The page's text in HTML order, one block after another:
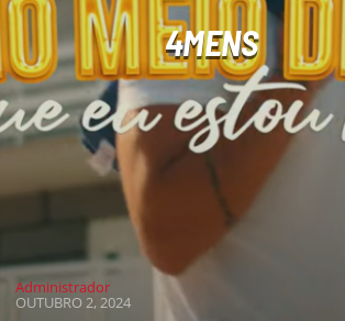
4MENS
Administrador
OUTUBRO 2, 2024